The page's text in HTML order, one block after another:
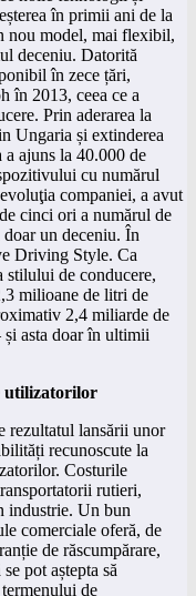
în primii ani de la
nou model, mai flexibil,
deceniu. Datorită
în zece țări,
în 2013, ceea ce a
Prin aderarea la
Ungaria și extinderea
ajuns la 40.000 de
cu numărul
companiei, a avut
cinci ori a numărul de
doar un deceniu. În
Driving Style. Ca
stilului de conducere,
milioane de litri de
2,4 miliarde de
asta doar în ultimii
utilizatorilor
rezultatul lansării unor
recunoscute la
Costurile
rutieri,
industrie. Un bun
comerciale oferă, de
de răscumpărare,
pot aștepta să
de